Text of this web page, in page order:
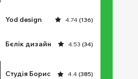
Yod design 4.74 (136)
Бєлік дизайн 4.53 (34)
Студія Борис 4.4 (385)